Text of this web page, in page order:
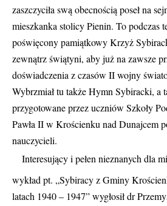
zaszczyciła swą obecnością poseł na
mieszkanka stolicy Pienin. To podczas
poświęcony pamiątkowy Krzyż
zewnątrz świątyni, aby już na zawsze
doświadczenia z czasów II wojny
Wybrzmiał tu także Hymn Sybiracki, a
przygotowane przez uczniów Szkoły
Pawła II w Krościenku nad Dunajcem
nauczycieli.
Interesujący i pełen nieznanych dla
wykład pt. „Sybiracy z Gminy
latach 1940 – 1947” wygłosił dr